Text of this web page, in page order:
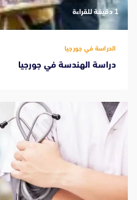
‫1 دقيقة للقراءة
الدراسة في جورجيا
دراسة الهندسة في جورجيا